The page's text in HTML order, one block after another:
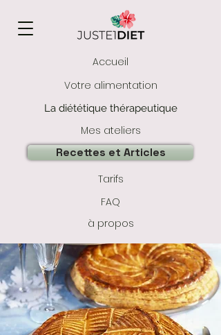
Accueil
Votre alimentation
La diététique thérapeutique
Mes ateliers
Recettes et Articles
Tarifs
FAQ
à propos